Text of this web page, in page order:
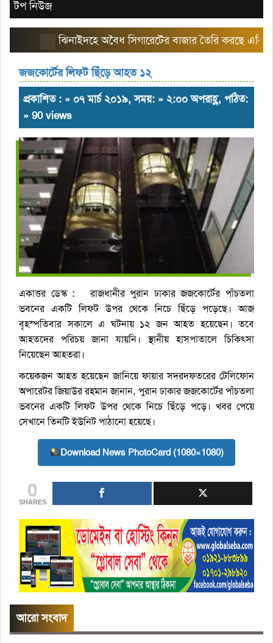
টপ নিউজ
ঝিনাইদহে অবৈধ সিগারেটের বাজার তৈরি করছে এরিয়া
জজকোর্টের লিফট ছিঁড়ে আহত ১২
প্রকাশিত : » ০৭ মার্চ ২০১৯, সময়: » ২:০০ অপরাহ্ণ, পঠিত:
» 90 views
একাত্তর ডেস্ক : রাজধানীর পুরান ঢাকার জজকোর্টের পাঁচতলা
ভবনের একটি লিফট উপর থেকে নিচে ছিঁড়ে পড়েছে। আজ
বৃহস্পতিবার সকালে এ ঘটনায় ১২ জন আহত হয়েছেন। তবে
আহতদের পরিচয় জানা যায়নি। স্থানীয় হাসপাতালে চিকিৎসা
নিয়েছেন আহতরা।
কয়েকজন আহত হয়েছেন জানিয়ে ফায়ার সদরদফতরের টেলিফোন
অপারেটর জিয়াউর রহমান জানান, পুরান ঢাকার জজকোর্টের পাঁচতলা
ভবনের একটি লিফট উপর থেকে নিচে ছিঁড়ে পড়ে। খবর পেয়ে
সেখানে তিনটি ইউনিট পাঠানো হয়েছে।
Download News PhotoCard (1080×1080)
0
SHARES
আরো সংবাদ